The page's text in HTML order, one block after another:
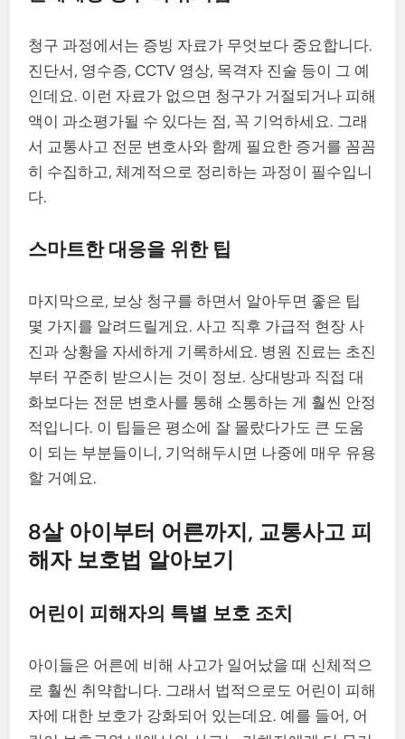
청구 과정에서는 증빙 자료가 무엇보다 중요합니다.
진단서, 영수증, CCTV 영상, 목격자 진술 등이 그 예
인데요. 이런 자료가 없으면 청구가 거절되거나 피해
액이 과소평가될 수 있다는 점, 꼭 기억하세요. 그래
서 교통사고 전문 변호사와 함께 필요한 증거를 꼼꼼
히 수집하고, 체계적으로 정리하는 과정이 필수입니
다.
스마트한 대응을 위한 팁
마지막으로, 보상 청구를 하면서 알아두면 좋은 팁
몇 가지를 알려드릴게요. 사고 직후 가급적 현장 사
진과 상황을 자세하게 기록하세요. 병원 진료는 초진
부터 꾸준히 받으시는 것이 정보. 상대방과 직접 대
화보다는 전문 변호사를 통해 소통하는 게 훨씬 안정
적입니다. 이 팁들은 평소에 잘 몰랐다가도 큰 도움
이 되는 부분들이니, 기억해두시면 나중에 매우 유용
할 거예요.
8살 아이부터 어른까지, 교통사고 피
해자 보호법 알아보기
어린이 피해자의 특별 보호 조치
아이들은 어른에 비해 사고가 일어났을 때 신체적으
로 훨씬 취약합니다. 그래서 법적으로도 어린이 피해
자에 대한 보호가 강화되어 있는데요. 예를 들어, 어